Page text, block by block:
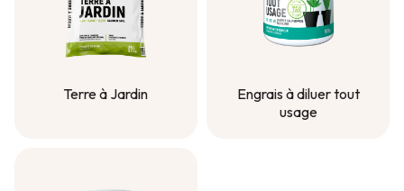
Terre à Jardin
Engrais à diluer tout
usage